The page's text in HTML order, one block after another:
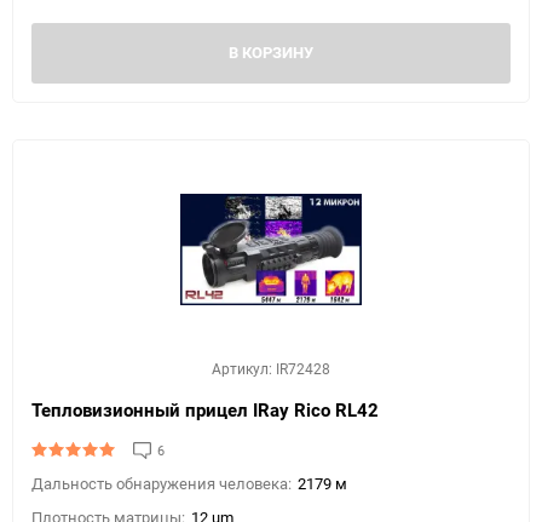
В КОРЗИНУ
Артикул: IR72428
Тепловизионный прицел IRay Rico RL42
6
Дальность обнаружения человека: 2179 м
Плотность матрицы: 12 um